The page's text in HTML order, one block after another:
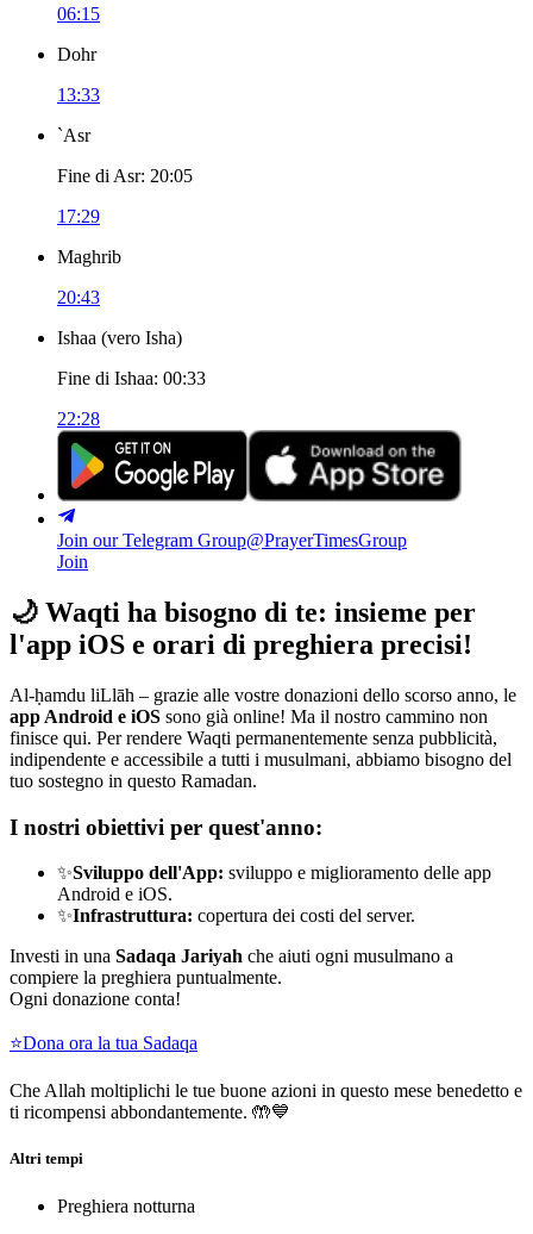
06:15
Dohr
13:33
`Asr
Fine di Asr: 20:05
17:29
Maghrib
20:43
Ishaa (vero Isha)
Fine di Ishaa: 00:33
22:28
Join our Telegram Group@PrayerTimesGroup
Join
🌙 Waqti ha bisogno di te: insieme per
l'app iOS e orari di preghiera precisi!
Al-ḥamdu liLlāh – grazie alle vostre donazioni dello scorso anno, le
app Android e iOS sono già online! Ma il nostro cammino non
finisce qui. Per rendere Waqti permanentemente senza pubblicità,
indipendente e accessibile a tutti i musulmani, abbiamo bisogno del
tuo sostegno in questo Ramadan.
I nostri obiettivi per quest'anno:
✨Sviluppo dell'App: sviluppo e miglioramento delle app
Android e iOS.
✨Infrastruttura: copertura dei costi del server.
Investi in una Sadaqa Jariyah che aiuti ogni musulmano a
compiere la preghiera puntualmente.
Ogni donazione conta!
⭐Dona ora la tua Sadaqa
Che Allah moltiplichi le tue buone azioni in questo mese benedetto e
ti ricompensi abbondantemente. 🤲💙
Altri tempi
Preghiera notturna